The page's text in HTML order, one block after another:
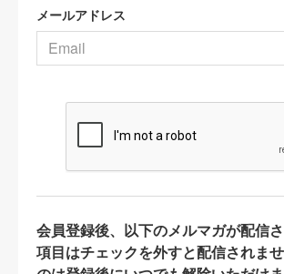
メールアドレス
会員登録後、以下のメルマガが配信
項目はチェックを外すと配信されま